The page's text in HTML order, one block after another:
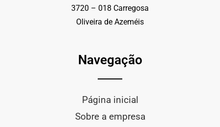
3720 – 018 Carregosa
Oliveira de Azeméis
Navegação
Página inicial
Sobre a empresa